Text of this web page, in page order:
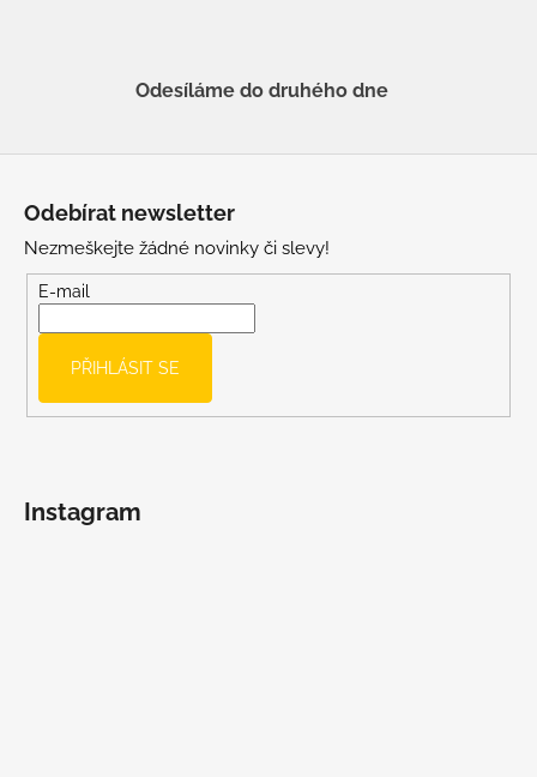
Odesíláme do druhého dne
Odebírat newsletter
Nezmeškejte žádné novinky či slevy!
E-mail
PŘIHLÁSIT SE
Instagram